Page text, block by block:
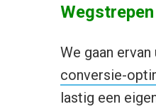
We gaan
conversie-
lastig een